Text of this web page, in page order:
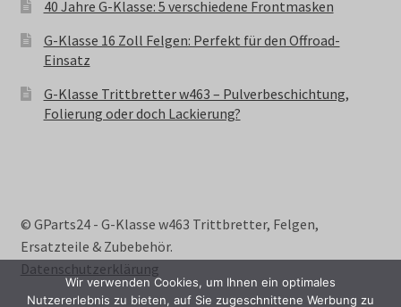
40 Jahre G-Klasse: 5 verschiedene Frontmasken
G-Klasse 16 Zoll Felgen: Perfekt für den Offroad-
Einsatz
G-Klasse Trittbretter w463 – Pulverbeschichtung,
Folierung oder doch Lackierung?
© GParts24 - G-Klasse w463 Trittbretter, Felgen,
Ersatzteile & Zubebehör.
Datenschutzerklärung
Wir verwenden Cookies, um Ihnen ein optimales
Nutzererlebnis zu bieten, auf Sie zugeschnittene Werbung zu